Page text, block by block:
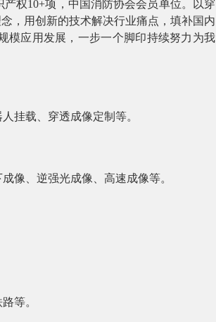
权10+项，中国消防协会会员单位。以穿
，用创新的技术解决行业痛点，填补国内
模应用发展，一步一个脚印持续努力为我
挂载、穿透成像定制等。
像、逆强光成像、高速成像等。
等。